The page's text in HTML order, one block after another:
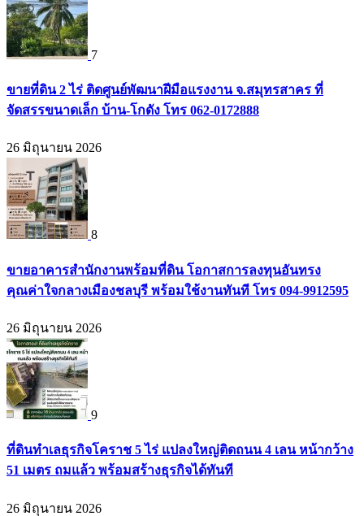
7
ขายที่ดิน 2 ไร่ ติดศูนย์พัฒนาฝีมือแรงงาน จ.สมุทรสาคร ที่
จัดสรรขนาดเล็ก บ้าน-โกดัง โทร 062-0172888
26 มิถุนายน 2026
8
ขายอาคารสำนักงานพร้อมที่ดิน โอกาสการลงทุนอันทรง
คุณค่าใจกลางเมืองชลบุรี พร้อมใช้งานทันที โทร 094-9912595
26 มิถุนายน 2026
9
ที่ดินทำเลธุรกิจโคราช 5 ไร่ แปลงใหญ่ติดถนน 4 เลน หน้ากว้าง
51 เมตร ถมแล้ว พร้อมสร้างธุรกิจได้ทันที
26 มิถุนายน 2026